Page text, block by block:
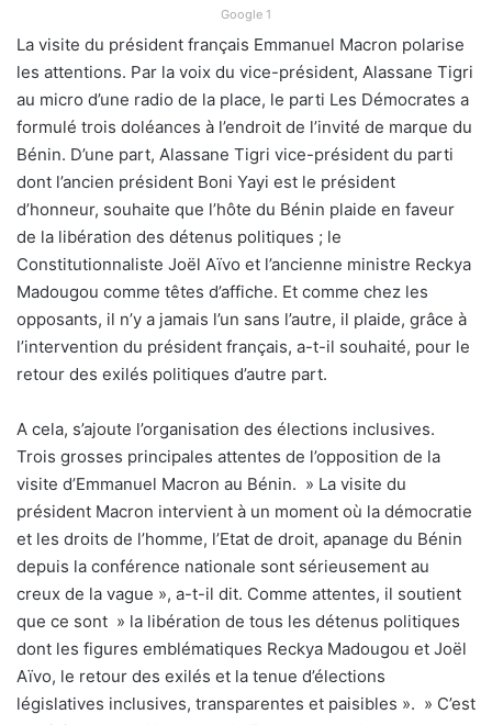
Google 1
La visite du président français Emmanuel Macron polarise
les attentions. Par la voix du vice-président, Alassane Tigri
au micro d’une radio de la place, le parti Les Démocrates a
formulé trois doléances à l’endroit de l’invité de marque du
Bénin. D’une part, Alassane Tigri vice-président du parti
dont l’ancien président Boni Yayi est le président
d’honneur, souhaite que l’hôte du Bénin plaide en faveur
de la libération des détenus politiques ; le
Constitutionnaliste Joël Aïvo et l’ancienne ministre Reckya
Madougou comme têtes d’affiche. Et comme chez les
opposants, il n’y a jamais l’un sans l’autre, il plaide, grâce à
l’intervention du président français, a-t-il souhaité, pour le
retour des exilés politiques d’autre part.
A cela, s’ajoute l’organisation des élections inclusives.
Trois grosses principales attentes de l’opposition de la
visite d’Emmanuel Macron au Bénin. » La visite du
président Macron intervient à un moment où la démocratie
et les droits de l’homme, l’Etat de droit, apanage du Bénin
depuis la conférence nationale sont sérieusement au
creux de la vague », a-t-il dit. Comme attentes, il soutient
que ce sont » la libération de tous les détenus politiques
dont les figures emblématiques Reckya Madougou et Joël
Aïvo, le retour des exilés et la tenue d’élections
législatives inclusives, transparentes et paisibles ». » C’est